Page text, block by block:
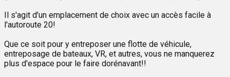
Il s'agit d'un emplacement de choix avec un accès facile à
l'autoroute 20!
Que ce soit pour y entreposer une flotte de véhicule,
entreposage de bateaux, VR, et autres, vous ne manquerez
plus d'espace pour le faire dorénavant!!